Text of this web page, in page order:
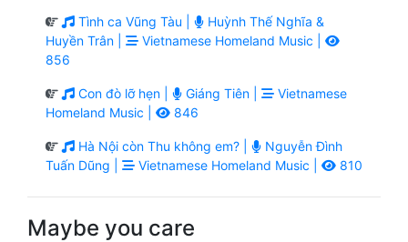
Tình ca Vũng Tàu |
Huỳnh Thế Nghĩa &
Huyền Trân |
Vietnamese Homeland Music |
856
Con đò lỡ hẹn | Giáng Tiên |
Vietnamese
Homeland Music |
846
Hà Nội còn Thu không em? |
Nguyễn Đình
Tuấn Dũng |
Vietnamese Homeland Music | 810
Maybe you care